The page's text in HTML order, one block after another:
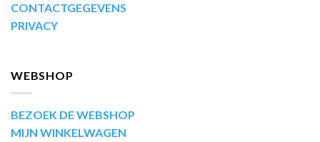
CONTACTGEGEVENS
PRIVACY
WEBSHOP
BEZOEK DE WEBSHOP
MIJN WINKELWAGEN